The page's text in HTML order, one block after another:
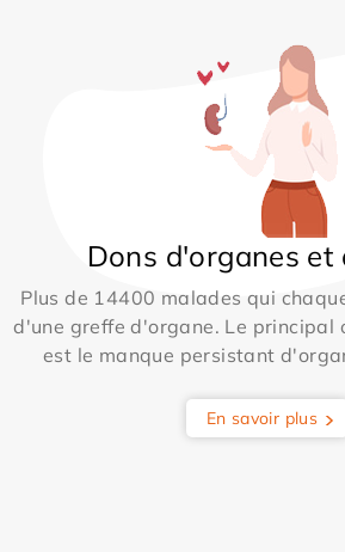
Dons d'organes et
Plus de 14400 malades qui
d'une greffe d'organe. Le principal
est le manque persistant
En savoir plus